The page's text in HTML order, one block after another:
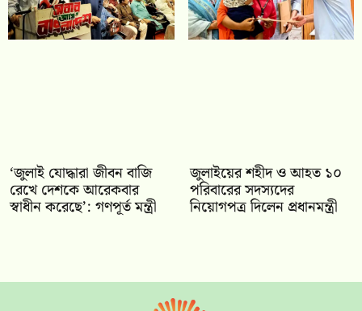
‘জুলাই যোদ্ধারা জীবন বাজি
রেখে দেশকে আরেকবার
স্বাধীন করেছে’: গণপূর্ত মন্ত্রী
জুলাইয়ের শহীদ ও আহত ১০
পরিবারের সদস্যদের
নিয়োগপত্র দিলেন প্রধানমন্ত্রী